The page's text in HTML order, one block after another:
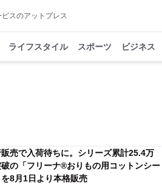
スのアットプレス
ライフスタイル スポーツ ビジネス
売で入荷待ちに。シリーズ累計25.4万
の「フリーナ®おりもの用コットンシー
を8月1日より本格販売